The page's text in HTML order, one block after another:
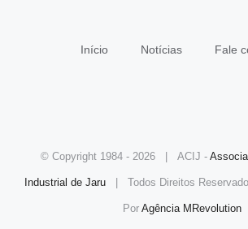
Início Notícias Fale
© Copyright 1984 - 2026 | ACIJ -
Industrial de Jaru | Todos Direitos
Por Agência MRevolution